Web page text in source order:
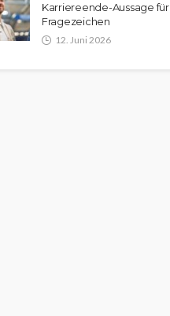
Karriereende-Aussage für
Fragezeichen
12. Juni 2026